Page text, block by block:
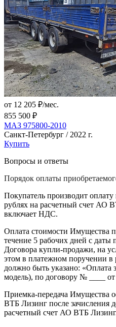
от 12 205 ₽/мес.
855 500 ₽
МАЗ 975800-2010
Санкт-Петербург / 2022 г.
Купить
Вопросы и ответы
Порядок оплаты
Покупатель производит
рублях на расчетный счет АО
включает НДС.
Оплата стоимости Имущества
течение 5 рабочих дней с даты
Договора купли-продажи, на
этом в платежном поручении в
должно быть указано: «Оплата
модель), по договору № ____ от
Приемка-передача Имущества
ВТБ Лизинг после зачисления
расчетный счет АО ВТБ